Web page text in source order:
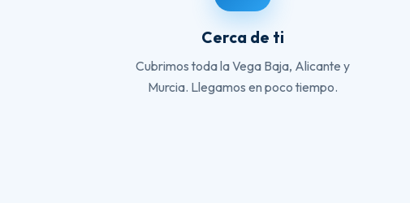
Cerca de ti
Cubrimos toda la Vega Baja, Alicante y
Murcia. Llegamos en poco tiempo.